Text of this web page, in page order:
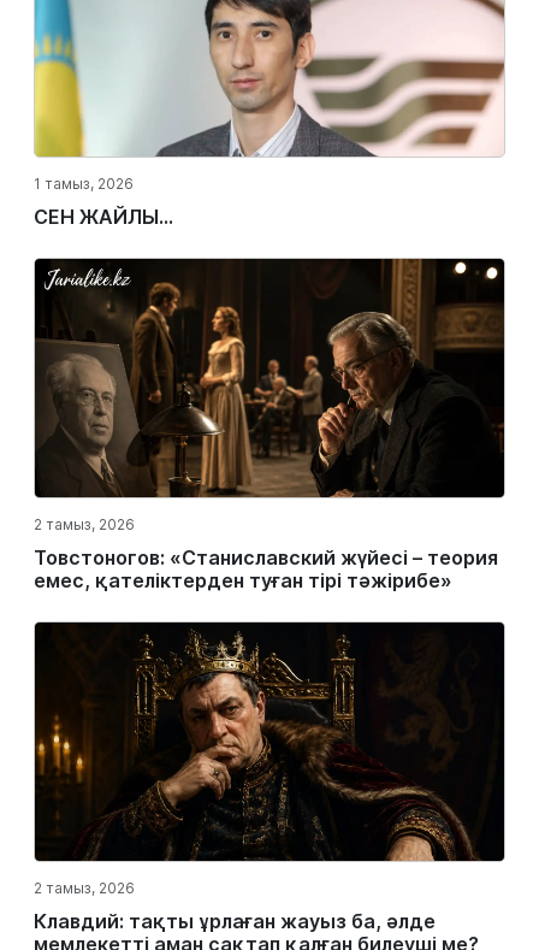
1 тамыз, 2026
СЕН ЖАЙЛЫ...
2 тамыз, 2026
Товстоногов: «Станиславский жүйесі – теория
емес, қателіктерден туған тірі тәжірибе»
2 тамыз, 2026
Клавдий: тақты ұрлаған жауыз ба, әлде
мемлекетті аман сақтап қалған билеуші ме?